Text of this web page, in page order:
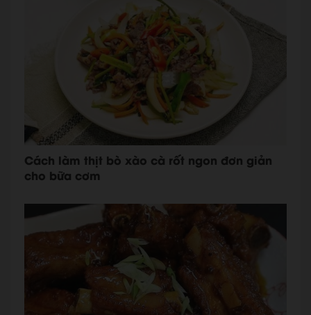
Cách làm thịt bò xào cà rốt ngon đơn giản
cho bữa cơm